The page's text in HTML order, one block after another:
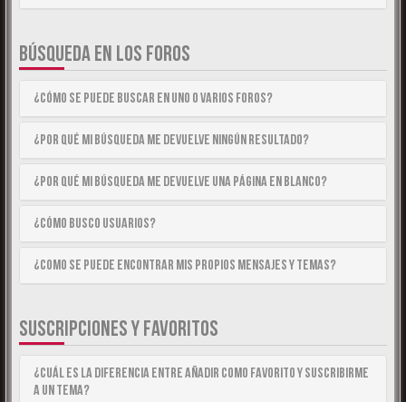
BÚSQUEDA EN LOS FOROS
¿Cómo se puede buscar en uno o varios foros?
¿Por qué mi búsqueda me devuelve ningún resultado?
¿Por qué mi búsqueda me devuelve una página en blanco?
¿Cómo busco usuarios?
¿Como se puede encontrar mis propios mensajes y temas?
SUSCRIPCIONES Y FAVORITOS
¿Cuál es la diferencia entre añadir como Favorito y suscribirme
a un tema?